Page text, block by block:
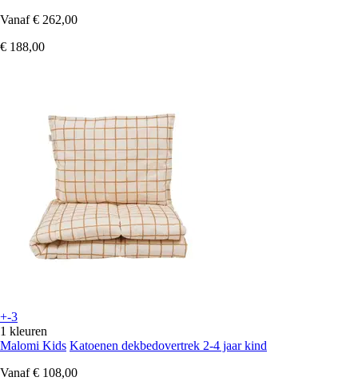
Vanaf € 262,00
€ 188,00
+-3
1 kleuren
Malomi Kids Katoenen dekbedovertrek 2-4 jaar kind
Vanaf € 108,00